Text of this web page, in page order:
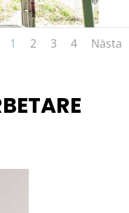
1 2 3 4 Nästa